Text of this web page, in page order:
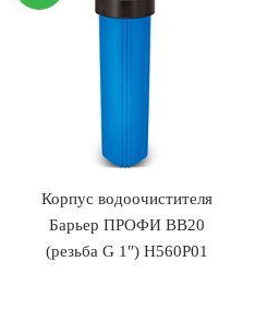
Корпус водоочистителя
Барьер ПРОФИ ВВ20
(резьба G 1″) Н560Р01